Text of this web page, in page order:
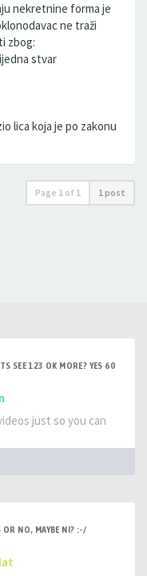
nekretnine forma je
ne traži
zbog:
stvar
lica koja je po zakonu
Page 1 of 1 1 post
SEE 123 OK MORE? YES 60
just so you can
OR NO, MAYBE NI? :-/